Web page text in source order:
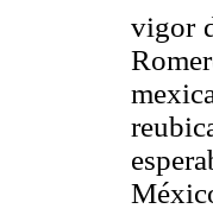
vigor